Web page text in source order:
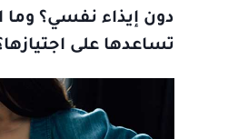
دون إيذاء نفسي؟ وما
تساعدها على